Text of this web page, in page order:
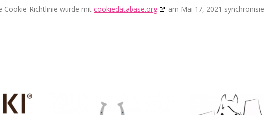
Cookie-Richtlinie wurde mit cookiedatabase.org am Mai 17, 2021